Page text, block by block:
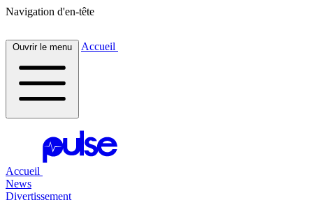
Navigation d'en-tête
Ouvrir le menu Accueil
Accueil
News
Divertissement